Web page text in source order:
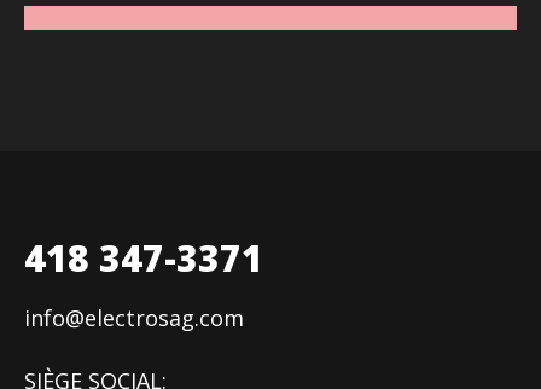
418 347-3371
info@electrosag.com
SIÈGE SOCIAL: